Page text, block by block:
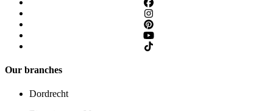
Our branches
Dordrecht